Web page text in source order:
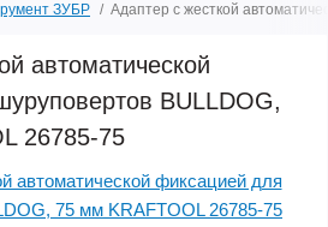
ЗУБР Адаптер с жесткой
автоматической
BULLDOG,
26785-75